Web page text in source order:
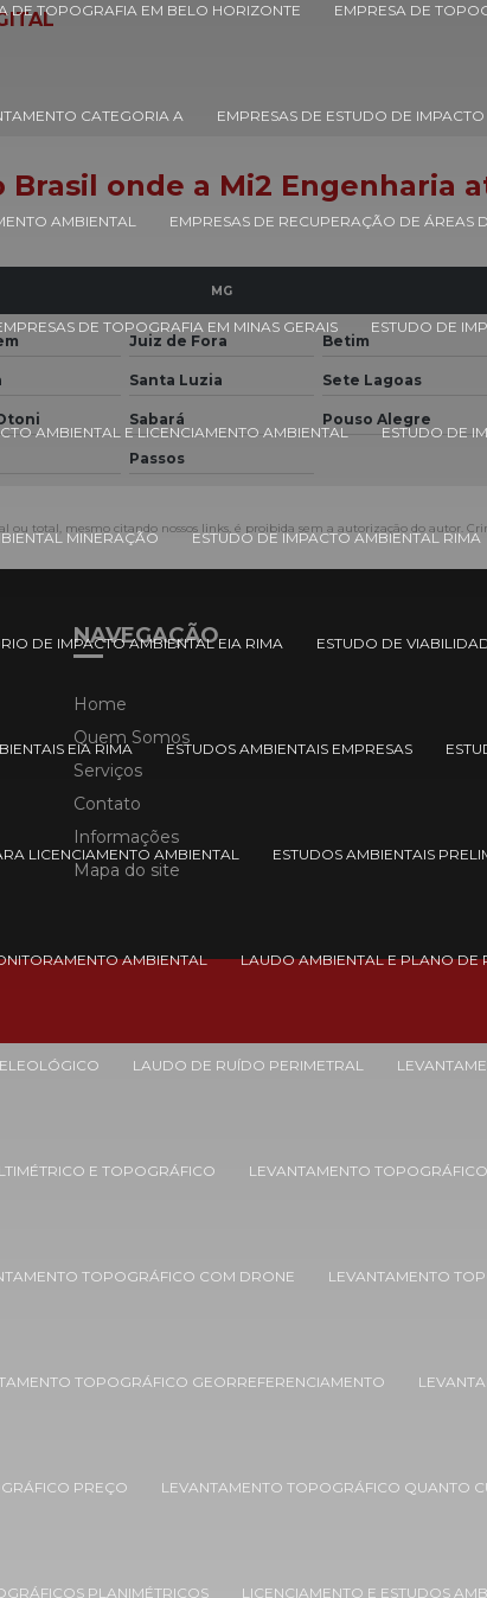
DE TOPOGRAFIA EM BELO HORIZONTE EMPRESA DE
CATEGORIA A EMPRESAS DE ESTUDO DE
AMBIENTAL EMPRESAS DE RECUPERAÇÃO DE ÁREAS
DE TOPOGRAFIA EM MINAS GERAIS ESTUDO DE
AMBIENTAL E LICENCIAMENTO AMBIENTAL ESTUDO DE
MINERAÇÃO ESTUDO DE IMPACTO AMBIENTAL RIMA
DE IMPACTO AMBIENTAL EIA RIMA ESTUDO DE
EIA RIMA ESTUDOS AMBIENTAIS EMPRESAS
LICENCIAMENTO AMBIENTAL ESTUDOS AMBIENTAIS
AMBIENTAL LAUDO AMBIENTAL E PLANO DE
LAUDO DE RUÍDO PERIMETRAL
E TOPOGRÁFICO LEVANTAMENTO TOPOGRÁFICO
TOPOGRÁFICO COM DRONE LEVANTAMENTO
TOPOGRÁFICO GEORREFERENCIAMENTO
PREÇO LEVANTAMENTO TOPOGRÁFICO QUANTO
PLANIMÉTRICOS LICENCIAMENTO E ESTUDOS
Brasil onde a Mi2 Engenharia
MG
Juiz de Fora Betim
Santa Luzia Sete Lagoas
Sabará Pouso Alegre
Passos
ou total, mesmo citando nossos links, é proibida sem a autorização do autor.
NAVEGAÇÃO
Home
Quem Somos
Serviços
Contato
Informações
Mapa do site